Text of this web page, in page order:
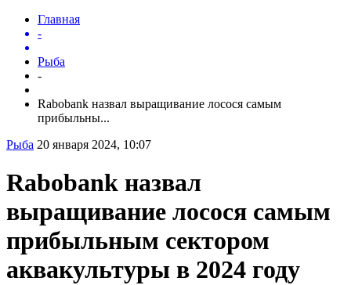
Главная
-
Рыба
-
Rabobank назвал выращивание лосося самым
прибыльны...
Рыба 20 января 2024, 10:07
Rabobank назвал
выращивание лосося самым
прибыльным сектором
аквакультуры в 2024 году